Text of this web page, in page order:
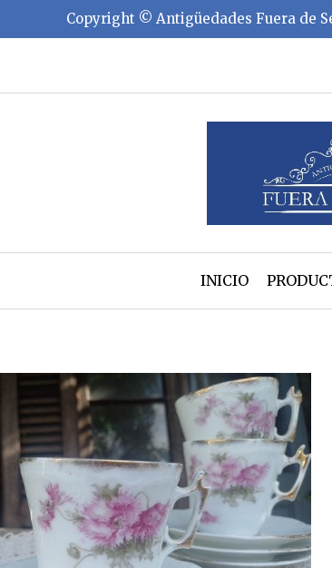
Copyright ©️ Antigüedades Fuera de
INICIO